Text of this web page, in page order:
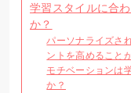
学習スタイルに合
か？
パーソナライズさ
ントを高めること
モチベーションは
か？